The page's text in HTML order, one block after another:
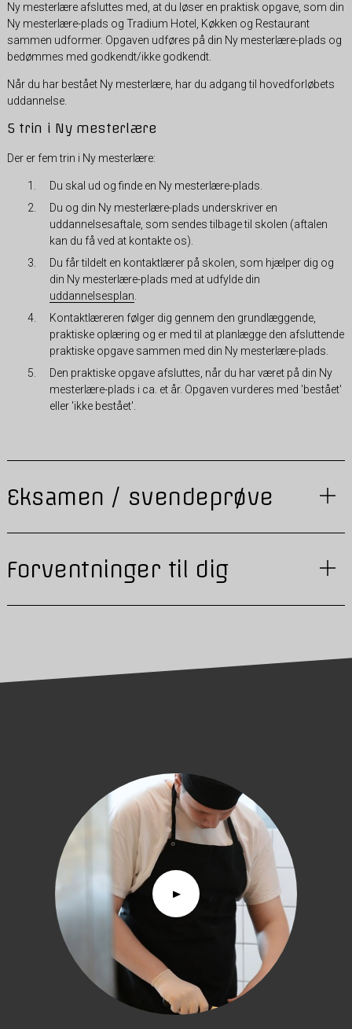
Ny mesterlære afsluttes med, at du løser en praktisk opgave, som din
Ny mesterlære-plads og Tradium Hotel, Køkken og Restaurant
sammen udformer. Opgaven udføres på din Ny mesterlære-plads og
bedømmes med godkendt/ikke godkendt.
Når du har bestået Ny mesterlære, har du adgang til hovedforløbets
uddannelse.
5 trin i Ny mesterlære
Der er fem trin i Ny mesterlære:
Du skal ud og finde en Ny mesterlære-plads.
Du og din Ny mesterlære-plads underskriver en
uddannelsesaftale, som sendes tilbage til skolen (aftalen
kan du få ved at kontakte os).
Du får tildelt en kontaktlærer på skolen, som hjælper dig og
din Ny mesterlære-plads med at udfylde din
uddannelsesplan
Kontaktlæreren følger dig gennem den grundlæggende,
praktiske oplæring og er med til at planlægge den afsluttende
praktiske opgave sammen med din Ny mesterlære-plads.
Den praktiske opgave afsluttes, når du har været på din Ny
mesterlære-plads i ca. et år. Opgaven vurderes med 'bestået'
eller 'ikke bestået'.
Eksamen / svendeprøve
Forventninger til dig